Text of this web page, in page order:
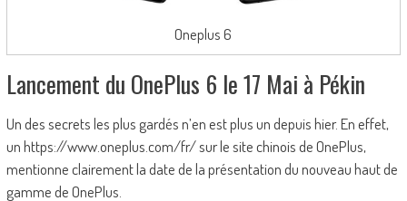
Oneplus 6
Lancement du OnePlus 6 le 17 Mai à Pékin
Un des secrets les plus gardés n’en est plus un depuis hier. En effet,
un https://www.oneplus.com/fr/ sur le site chinois de OnePlus,
mentionne clairement la date de la présentation du nouveau haut de
gamme de OnePlus.